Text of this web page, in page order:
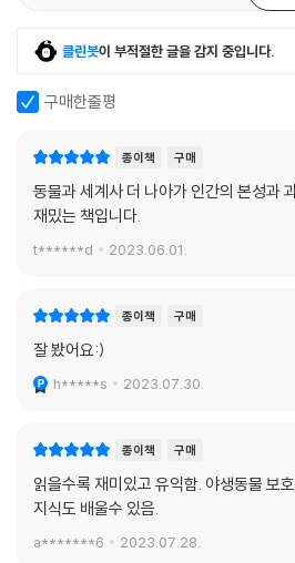
클린봇이 부적절한 글을 감지 중입니다.
구매한줄평
종이책 구매
동물과 세계사 더 나아가 인간의 본성과
재밌는 책입니다.
t******d 2023.06.01.
종이책 구매
잘 봤어요:)
h*****s 2023.07.30.
종이책 구매
읽을수록 재미있고 유익함. 야생동물 보
지식도 배울수 있음.
a*******6 2023.07.28.